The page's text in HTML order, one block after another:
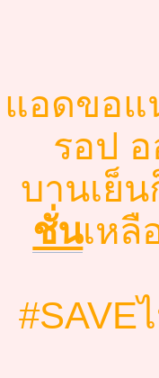
แอดขอแ
รอป
บานเย็
ชั่นเหลื
#SAVE